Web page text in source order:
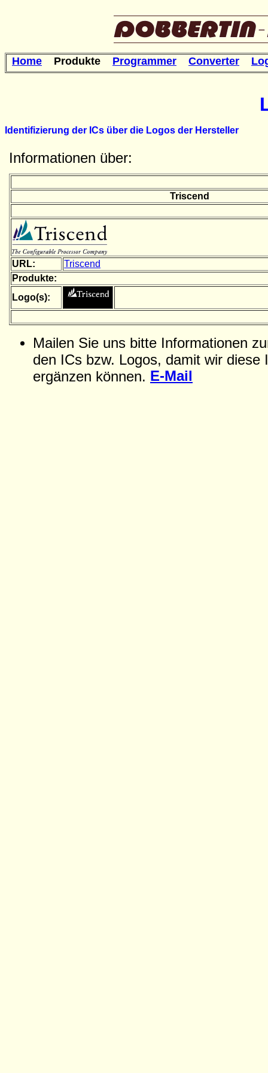
Home Produkte Programmer Converter
Identifizierung der ICs über die Logos der Hersteller
Informationen über:
Triscend
URL:
Triscend
Produkte:
Logo(s):
Mailen Sie uns bitte Informationen
den ICs bzw. Logos, damit wir diese
ergänzen können. E-Mail